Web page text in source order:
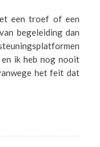
een troef of een
begeleiding dan
ik heb nog nooit
het feit dat